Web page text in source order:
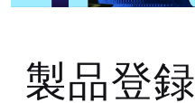
製品登録